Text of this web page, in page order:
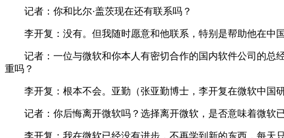
记者：你和比尔·盖茨现在还有联系吗？
李开复：没有。但我随时愿意和他联系，特别是帮助他在中国
记者：一位与微软和你本人有密切合作的国内软件公司的总经
重吗？
李开复：根本不会。亚勤（张亚勤博士，李开复在微软中国
记者：你后悔离开微软吗？选择离开微软，是否意味着微软